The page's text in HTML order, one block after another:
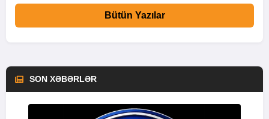
Bütün Yazılar
SON XƏBƏRLƏR